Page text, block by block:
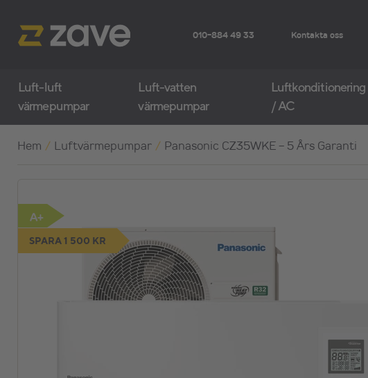
010-884 49 33 Kontakta oss
Luft-luft
värmepumpar
Luft-vatten
värmepumpar
Luftkonditionering
/ AC
Hem / Luftvärmepumpar / Panasonic CZ35WKE - 5 Års Garanti
A+
SPARA 1 500 KR